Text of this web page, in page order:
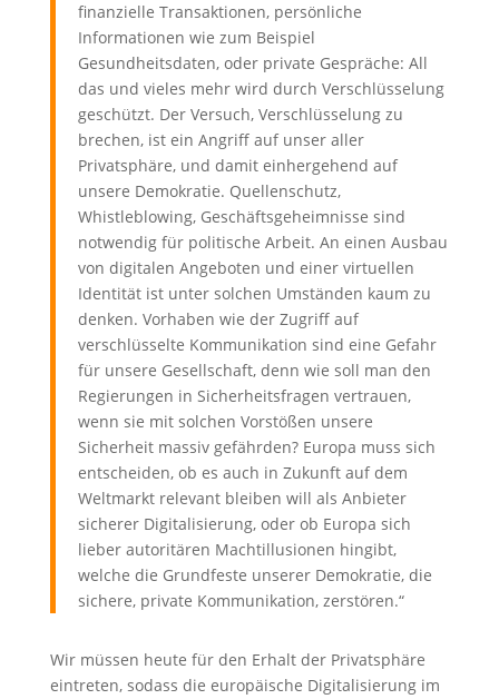
finanzielle Transaktionen, persönliche
Informationen wie zum Beispiel
Gesundheitsdaten, oder private Gespräche: All
das und vieles mehr wird durch Verschlüsselung
geschützt. Der Versuch, Verschlüsselung zu
brechen, ist ein Angriff auf unser aller
Privatsphäre, und damit einhergehend auf
unsere Demokratie. Quellenschutz,
Whistleblowing, Geschäftsgeheimnisse sind
notwendig für politische Arbeit. An einen Ausbau
von digitalen Angeboten und einer virtuellen
Identität ist unter solchen Umständen kaum zu
denken. Vorhaben wie der Zugriff auf
verschlüsselte Kommunikation sind eine Gefahr
für unsere Gesellschaft, denn wie soll man den
Regierungen in Sicherheitsfragen vertrauen,
wenn sie mit solchen Vorstößen unsere
Sicherheit massiv gefährden? Europa muss sich
entscheiden, ob es auch in Zukunft auf dem
Weltmarkt relevant bleiben will als Anbieter
sicherer Digitalisierung, oder ob Europa sich
lieber autoritären Machtillusionen hingibt,
welche die Grundfeste unserer Demokratie, die
sichere, private Kommunikation, zerstören.“
Wir müssen heute für den Erhalt der Privatsphäre
eintreten, sodass die europäische Digitalisierung im